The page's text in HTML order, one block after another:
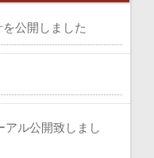
公開しました
アル公開致しまし